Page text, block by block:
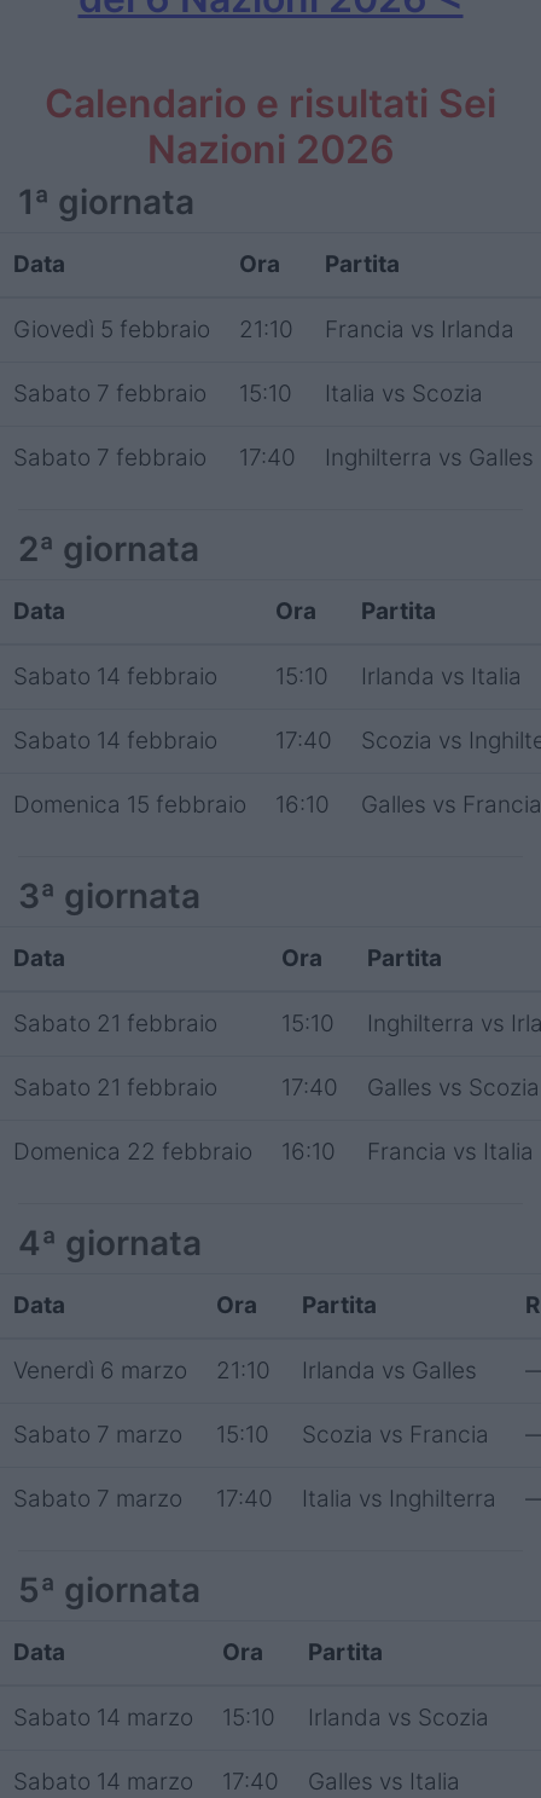
Calendario e risultati Sei
Nazioni 2026
1ª giornata
Data Ora Partita
Giovedì 5 febbraio 21:10 Francia vs Irlanda
Sabato 7 febbraio 15:10 Italia vs Scozia
Sabato 7 febbraio 17:40 Inghilterra vs Galles
2ª giornata
Data Ora Partita
Sabato 14 febbraio 15:10 Irlanda vs Italia
Sabato 14 febbraio 17:40 Scozia vs
Domenica 15 febbraio 16:10 Galles vs Francia
3ª giornata
Data Ora Partita
Sabato 21 febbraio 15:10 Inghilterra vs
Sabato 21 febbraio 17:40 Galles vs Scozia
Domenica 22 febbraio 16:10 Francia vs Italia
4ª giornata
Data Ora Partita
Venerdì 6 marzo 21:10 Irlanda vs Galles
Sabato 7 marzo 15:10 Scozia vs Francia
Sabato 7 marzo 17:40 Italia vs Inghilterra
5ª giornata
Data Ora Partita
Sabato 14 marzo 15:10 Irlanda vs Scozia
Sabato 14 marzo 17:40 Galles vs Italia